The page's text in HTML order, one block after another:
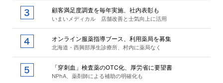
顧客満足度調査を毎年実施、社内表彰も
いまいメディカル 店舗改善と士気向上に活用
オンライン服薬指導ブース、利用薬局を募集
北海道・西興部厚生診療所、村内に薬局なく
「穿刺血」検査薬のOTC化、厚労省に要望書
NPhA、薬剤師による補助の明確化も